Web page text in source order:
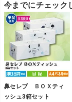
今までにチェック
鼻セレブ ＢＯＸティ
ッシュ3箱セット